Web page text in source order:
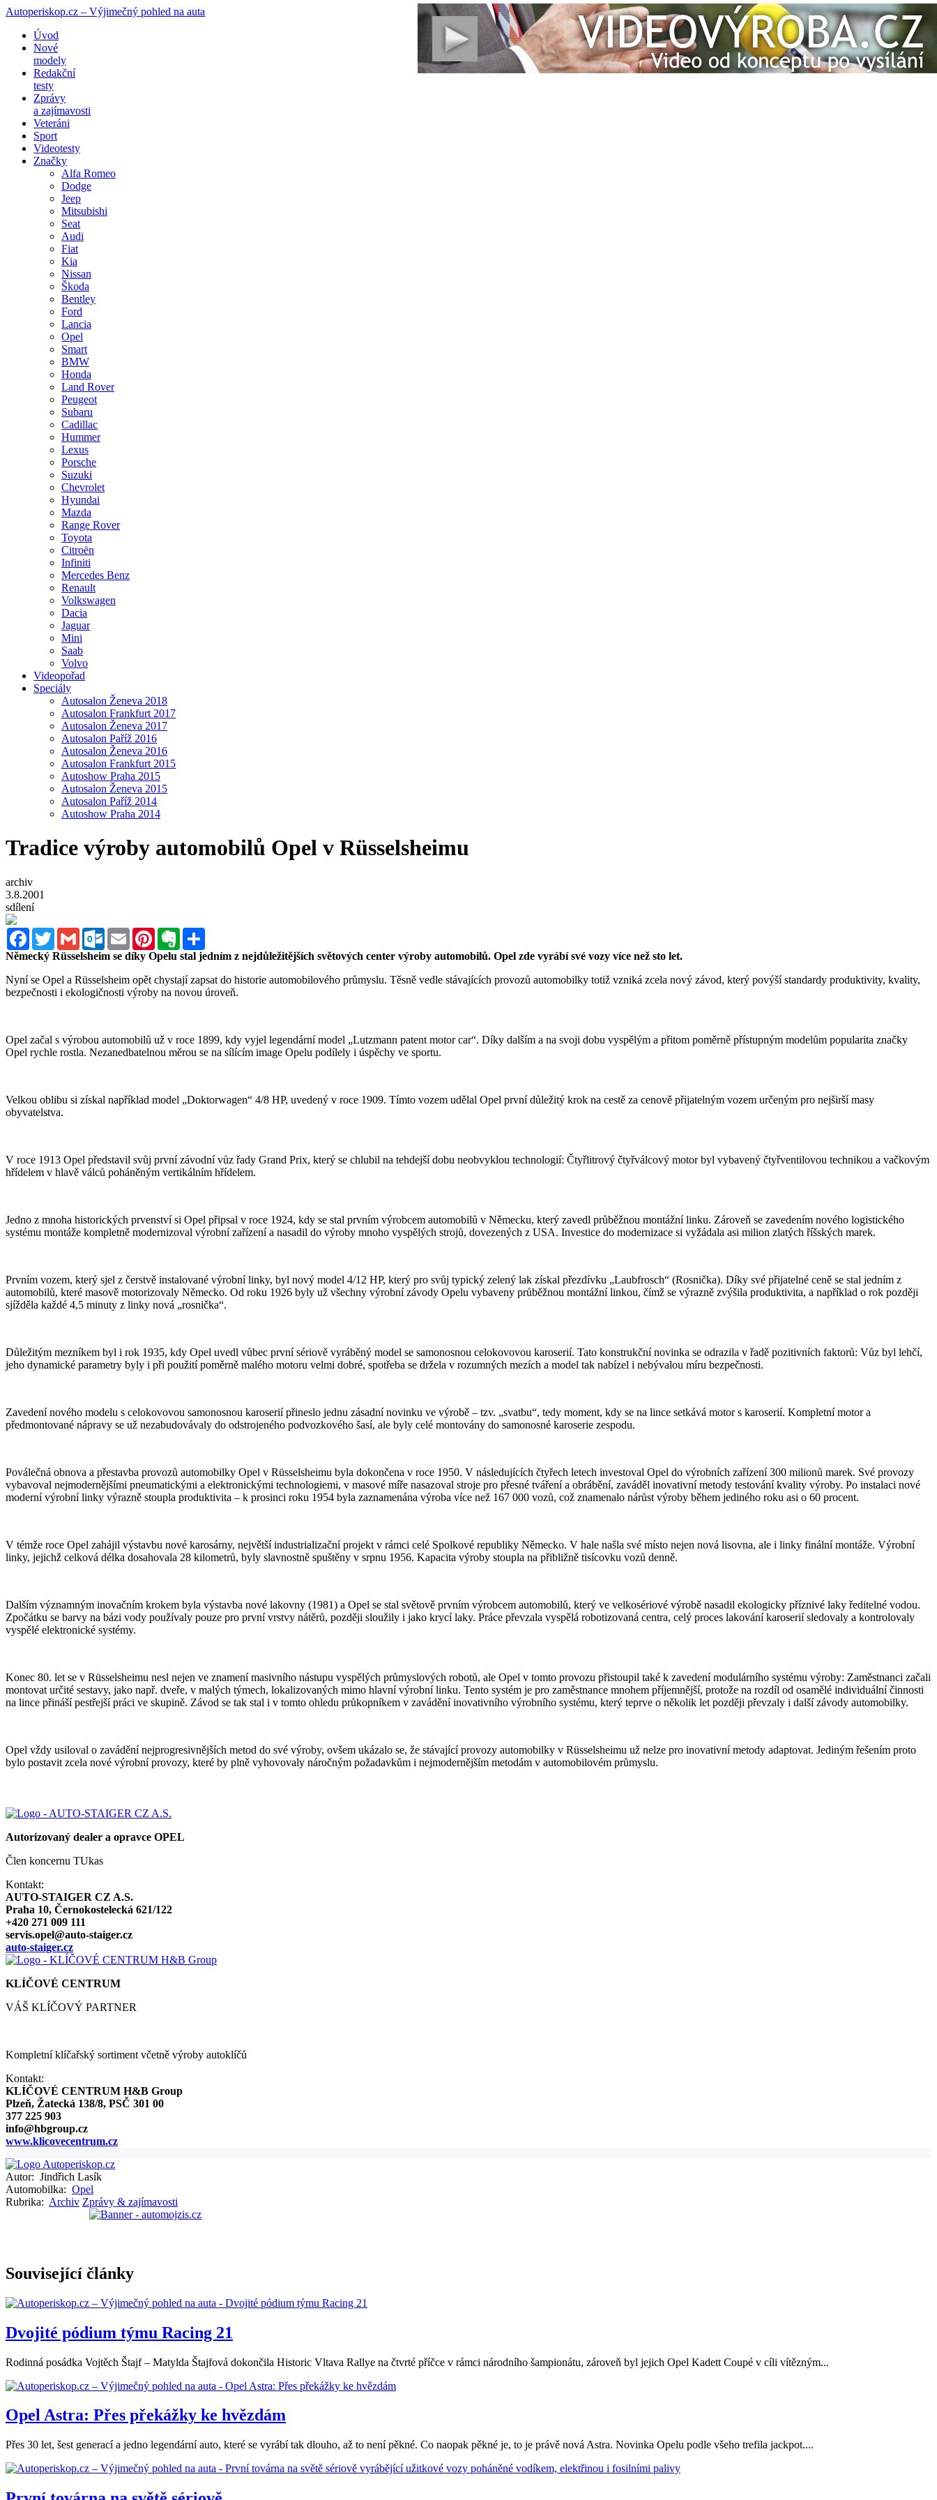
Autoperiskop.cz – Výjimečný pohled na auta
Přejít
obsahu
webu
Úvod
Nové
modely
Redakční
testy
Zprávy
a zajímavosti
Veteráni
Sport
Videotesty
Značky
Alfa Romeo
Dodge
Jeep
Mitsubishi
Seat
Audi
Fiat
Kia
Nissan
Škoda
Bentley
Ford
Lancia
Opel
Smart
BMW
Honda
Land Rover
Peugeot
Subaru
Cadillac
Hummer
Lexus
Porsche
Suzuki
Chevrolet
Hyundai
Mazda
Range Rover
Toyota
Citroën
Infiniti
Mercedes Benz
Renault
Volkswagen
Dacia
Jaguar
Mini
Saab
Volvo
Videopořad
Speciály
Autosalon Ženeva 2018
Autosalon Frankfurt 2017
Autosalon Ženeva 2017
Autosalon Paříž 2016
Autosalon Ženeva 2016
Autosalon Frankfurt 2015
Autoshow Praha 2015
Autosalon Ženeva 2015
Autosalon Paříž 2014
Autoshow Praha 2014
Tradice výroby automobilů Opel v Rüsselsheimu
archiv
3.8.2001
sdílení
FacebookTwitterGmail Outlook.com
Email PinterestEvernote
Německý Rüsselsheim se díky Opelu stal jedním z nejdůležitějších světových center výroby automobilů. Opel zde vyrábí své vozy více než sto let.
Nyní se Opel a Rüsselsheim opět chystají zapsat do historie automobilového průmyslu. Těsně vedle stávajících provozů automobilky totiž vzniká zcela nový závod, který povýší standardy produktivity, kvality,
bezpečnosti i ekologičnosti výroby na novou úroveň.
Opel začal s výrobou automobilů už v roce 1899, kdy vyjel legendární model „Lutzmann patent motor car“. Díky dalším a na svoji dobu vyspělým a přitom poměrně přístupným modelům popularita značky
Opel rychle rostla. Nezanedbatelnou měrou se na sílícím image Opelu podílely i úspěchy ve sportu.
Velkou oblibu si získal například model „Doktorwagen“ 4/8 HP, uvedený v roce 1909. Tímto vozem udělal Opel první důležitý krok na cestě za cenově přijatelným vozem určeným pro nejširší masy
obyvatelstva.
V roce 1913 Opel představil svůj první závodní vůz řady Grand Prix, který se chlubil na tehdejší dobu neobvyklou technologií: Čtyřlitrový čtyřválcový motor byl vybavený čtyřventilovou technikou a vačkovým
hřídelem v hlavě válců poháněným vertikálním hřídelem.
Jedno z mnoha historických prvenství si Opel připsal v roce 1924, kdy se stal prvním výrobcem automobilů v Německu, který zavedl průběžnou montážní linku. Zároveň se zavedením nového logistického
systému montáže kompletně modernizoval výrobní zařízení a nasadil do výroby mnoho vyspělých strojů, dovezených z USA. Investice do modernizace si vyžádala asi milion zlatých říšských marek.
Prvním vozem, který sjel z čerstvě instalované výrobní linky, byl nový model 4/12 HP, který pro svůj typický zelený lak získal přezdívku „Laubfrosch“ (Rosnička). Díky své přijatelné ceně se stal jedním z
automobilů, které masově motorizovaly Německo. Od roku 1926 byly už všechny výrobní závody Opelu vybaveny průběžnou montážní linkou, čímž se výrazně zvýšila produktivita, a například o rok později
sjížděla každé 4,5 minuty z linky nová „rosnička“.
Důležitým mezníkem byl i rok 1935, kdy Opel uvedl vůbec první sériově vyráběný model se samonosnou celokovovou karoserií. Tato konstrukční novinka se odrazila v řadě pozitivních faktorů: Vůz byl lehčí,
jeho dynamické parametry byly i při použití poměrně malého motoru velmi dobré, spotřeba se držela v rozumných mezích a model tak nabízel i nebývalou míru bezpečnosti.
Zavedení nového modelu s celokovovou samonosnou karoserií přineslo jednu zásadní novinku ve výrobě – tzv. „svatbu“, tedy moment, kdy se na lince setkává motor s karoserií. Kompletní motor a
předmontované nápravy se už nezabudovávaly do odstrojeného podvozkového šasí, ale byly celé montovány do samonosné karoserie zespodu.
Poválečná obnova a přestavba provozů automobilky Opel v Rüsselsheimu byla dokončena v roce 1950. V následujících čtyřech letech investoval Opel do výrobních zařízení 300 milionů marek. Své provozy
vybavoval nejmodernějšími pneumatickými a elektronickými technologiemi, v masové míře nasazoval stroje pro přesné tváření a obrábění, zaváděl inovativní metody testování kvality výroby. Po instalaci nové
moderní výrobní linky výrazně stoupla produktivita – k prosinci roku 1954 byla zaznamenána výroba více než 167 000 vozů, což znamenalo nárůst výroby během jediného roku asi o 60 procent.
V témže roce Opel zahájil výstavbu nové karosárny, největší industrializační projekt v rámci celé Spolkové republiky Německo. V hale našla své místo nejen nová lisovna, ale i linky finální montáže. Výrobní
linky, jejichž celková délka dosahovala 28 kilometrů, byly slavnostně spuštěny v srpnu 1956. Kapacita výroby stoupla na přibližně tisícovku vozů denně.
Dalším významným inovačním krokem byla výstavba nové lakovny (1981) a Opel se stal světově prvním výrobcem automobilů, který ve velkosériové výrobě nasadil ekologicky příznivé laky ředitelné vodou.
Zpočátku se barvy na bázi vody používaly pouze pro první vrstvy nátěrů, později sloužily i jako krycí laky. Práce převzala vyspělá robotizovaná centra, celý proces lakování karoserií sledovaly a kontrolovaly
vyspělé elektronické systémy.
Konec 80. let se v Rüsselsheimu nesl nejen ve znamení masivního nástupu vyspělých průmyslových robotů, ale Opel v tomto provozu přistoupil také k zavedení modulárního systému výroby: Zaměstnanci začali
montovat určité sestavy, jako např. dveře, v malých týmech, lokalizovaných mimo hlavní výrobní linku. Tento systém je pro zaměstnance mnohem příjemnější, protože na rozdíl od osamělé individuální činnosti
na lince přináší pestřejší práci ve skupině. Závod se tak stal i v tomto ohledu průkopníkem v zavádění inovativního výrobního systému, který teprve o několik let později převzaly i další závody automobilky.
Opel vždy usiloval o zavádění nejprogresivnějších metod do své výroby, ovšem ukázalo se, že stávající provozy automobilky v Rüsselsheimu už nelze pro inovativní metody adaptovat. Jediným řešením proto
bylo postavit zcela nové výrobní provozy, které by plně vyhovovaly náročným požadavkům i nejmodernějším metodám v automobilovém průmyslu.
Autorizovaný dealer a opravce OPEL
Člen koncernu TUkas
Kontakt:
AUTO-STAIGER CZ A.S.
Praha 10, Černokostelecká 621/122
+420 271 009 111
servis.opel@auto-staiger.cz
auto-staiger.cz
KLÍČOVÉ CENTRUM
VÁŠ KLÍČOVÝ PARTNER
Kompletní klíčařský sortiment včetně výroby autoklíčů
Kontakt:
KLÍČOVÉ CENTRUM H&B Group
Plzeň, Žatecká 138/8, PSČ 301 00
377 225 903
info@hbgroup.cz
www.klicovecentrum.cz
Autor: Jindřich Lasík
Automobilka: Opel
Rubrika: Archiv Zprávy & zajímavosti
Související články
Dvojité pódium týmu Racing 21
Rodinná posádka Vojtěch Štajf – Matylda Štajfová dokončila Historic Vltava Rallye na čtvrté příčce v rámci národního šampionátu, zároveň byl jejich Opel Kadett Coupé v cíli vítězným...
Opel Astra: Přes překážky ke hvězdám
Přes 30 let, šest generací a jedno legendární auto, které se vyrábí tak dlouho, až to není pěkné. Co naopak pěkné je, to je právě nová Astra. Novinka Opelu podle všeho trefila jackpot....